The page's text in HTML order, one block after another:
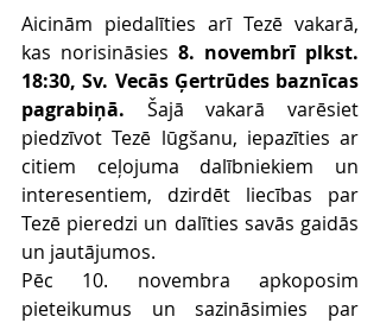
Aicinām piedalīties arī Tezē vakarā,
kas norisināsies 8. novembrī plkst.
18:30, Sv. Vecās Ģertrūdes baznīcas
pagrabiņā. Šajā vakarā varēsiet
piedzīvot Tezē lūgšanu, iepazīties ar
citiem ceļojuma dalībniekiem un
interesentiem, dzirdēt liecības par
Tezē pieredzi un dalīties savās gaidās
un jautājumos.
Pēc 10. novembra apkoposim
pieteikumus un sazināsimies par